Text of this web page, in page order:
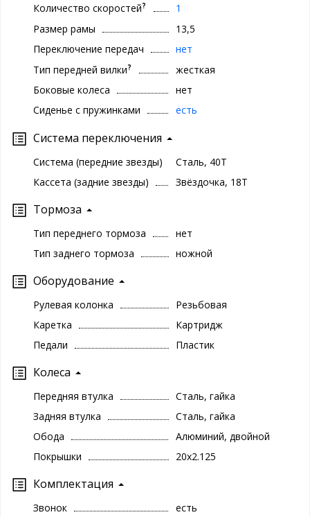
Количество скоростей?
1
Размер рамы
13,5
Переключение передач
нет
Тип передней вилки?
жесткая
Боковые колеса
нет
Сиденье с пружинками
есть
Система переключения
Система (передние звезды)
Сталь, 40T
Кассета (задние звезды)
Звёздочка, 18Т
Тормоза
Тип переднего тормоза
нет
Тип заднего тормоза
ножной
Оборудование
Рулевая колонка
Резьбовая
Каретка
Картридж
Педали
Пластик
Колеса
Передняя втулка
Сталь, гайка
Задняя втулка
Сталь, гайка
Обода
Алюминий, двойной
Покрышки
20x2.125
Комплектация
Звонок
есть